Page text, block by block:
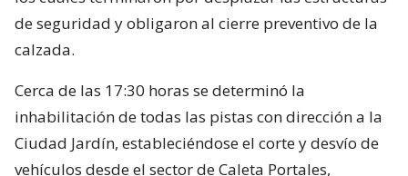
de seguridad y obligaron al cierre preventivo de la
calzada.
Cerca de las 17:30 horas se determinó la
inhabilitación de todas las pistas con dirección a la
Ciudad Jardín, estableciéndose el corte y desvío de
vehículos desde el sector de Caleta Portales,